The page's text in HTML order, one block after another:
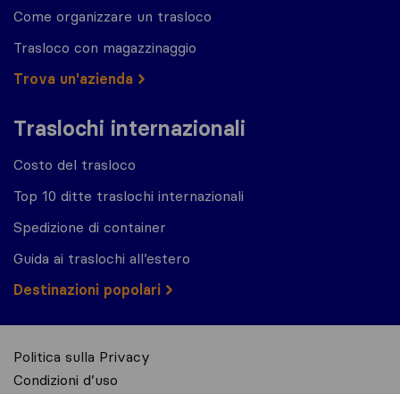
Come organizzare un trasloco
Trasloco con magazzinaggio
Trova un'azienda
Traslochi internazionali
Costo del trasloco
Top 10 ditte traslochi internazionali
Spedizione di container
Guida ai traslochi all’estero
Destinazioni popolari
Politica sulla Privacy
Condizioni d’uso